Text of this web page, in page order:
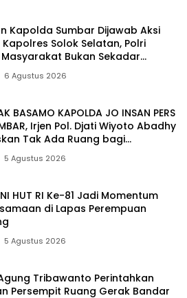
Kapolda Sumbar Dijawab Aksi
Solok Selatan, Polri
Bukan Sekadar
6 Agustus 2026
BASAMO KAPOLDA JO INSAN PERS
Irjen Pol. Djati Wiyoto Abadhy
Tak Ada Ruang bagi
Hukum di Internal Polri
5 Agustus 2026
HUT RI Ke-81 Jadi Momentum
di Lapas Perempuan
5 Agustus 2026
Tribawanto Perintahkan
Persempit Ruang Gerak Bandar